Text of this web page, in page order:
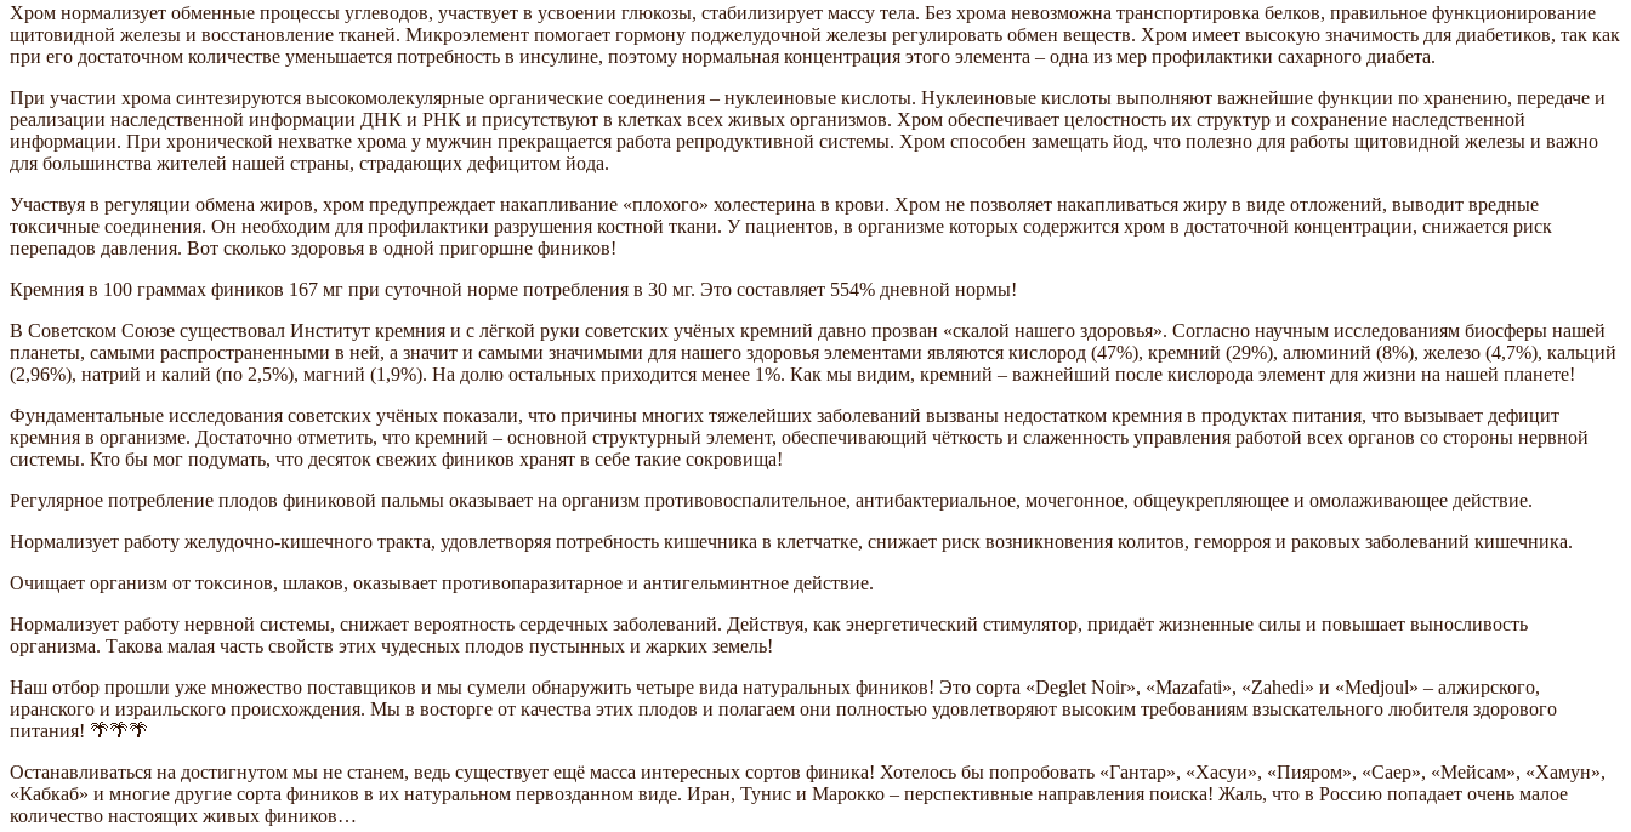
Хром нормализует обменные процессы углеводов, участвует в усвоении глюкозы, стабилизирует массу тела. Без хрома невозможна транспортировка белков, правильное функционирование
щитовидной железы и восстановление тканей. Микроэлемент помогает гормону поджелудочной железы регулировать обмен веществ. Хром имеет высокую значимость для диабетиков, так как
при его достаточном количестве уменьшается потребность в инсулине, поэтому нормальная концентрация этого элемента – одна из мер профилактики сахарного диабета.
При участии хрома синтезируются высокомолекулярные органические соединения – нуклеиновые кислоты. Нуклеиновые кислоты выполняют важнейшие функции по хранению, передаче и
реализации наследственной информации ДНК и РНК и присутствуют в клетках всех живых организмов. Хром обеспечивает целостность их структур и сохранение наследственной
информации. При хронической нехватке хрома у мужчин прекращается работа репродуктивной системы. Хром способен замещать йод, что полезно для работы щитовидной железы и важно
для большинства жителей нашей страны, страдающих дефицитом йода.
Участвуя в регуляции обмена жиров, хром предупреждает накапливание «плохого» холестерина в крови. Хром не позволяет накапливаться жиру в виде отложений, выводит вредные
токсичные соединения. Он необходим для профилактики разрушения костной ткани. У пациентов, в организме которых содержится хром в достаточной концентрации, снижается риск
перепадов давления. Вот сколько здоровья в одной пригоршне фиников!
Кремния в 100 граммах фиников 167 мг при суточной норме потребления в 30 мг. Это составляет 554% дневной нормы!
В Советском Союзе существовал Институт кремния и с лёгкой руки советских учёных кремний давно прозван «скалой нашего здоровья». Согласно научным исследованиям биосферы нашей
планеты, самыми распространенными в ней, а значит и самыми значимыми для нашего здоровья элементами являются кислород (47%), кремний (29%), алюминий (8%), железо (4,7%), кальций
(2,96%), натрий и калий (по 2,5%), магний (1,9%). На долю остальных приходится менее 1%. Как мы видим, кремний – важнейший после кислорода элемент для жизни на нашей планете!
Фундаментальные исследования советских учёных показали, что причины многих тяжелейших заболеваний вызваны недостатком кремния в продуктах питания, что вызывает дефицит
кремния в организме. Достаточно отметить, что кремний – основной структурный элемент, обеспечивающий чёткость и слаженность управления работой всех органов со стороны нервной
системы. Кто бы мог подумать, что десяток свежих фиников хранят в себе такие сокровища!
Регулярное потребление плодов финиковой пальмы оказывает на организм противовоспалительное, антибактериальное, мочегонное, общеукрепляющее и омолаживающее действие.
Нормализует работу желудочно-кишечного тракта, удовлетворяя потребность кишечника в клетчатке, снижает риск возникновения колитов, геморроя и раковых заболеваний кишечника.
Очищает организм от токсинов, шлаков, оказывает противопаразитарное и антигельминтное действие.
Нормализует работу нервной системы, снижает вероятность сердечных заболеваний. Действуя, как энергетический стимулятор, придаёт жизненные силы и повышает выносливость
организма. Такова малая часть свойств этих чудесных плодов пустынных и жарких земель!
Наш отбор прошли уже множество поставщиков и мы сумели обнаружить четыре вида натуральных фиников! Это сорта «Deglet Noir», «Mazafati», «Zahedi» и «Medjoul» – алжирского,
иранского и израильского происхождения. Мы в восторге от качества этих плодов и полагаем они полностью удовлетворяют высоким требованиям взыскательного любителя здорового
питания! 🌴🌴🌴
Останавливаться на достигнутом мы не станем, ведь существует ещё масса интересных сортов финика! Хотелось бы попробовать «Гантар», «Хасуи», «Пияром», «Саер», «Мейсам», «Хамун»,
«Кабкаб» и многие другие сорта фиников в их натуральном первозданном виде. Иран, Тунис и Марокко – перспективные направления поиска! Жаль, что в Россию попадает очень малое
количество настоящих живых фиников…